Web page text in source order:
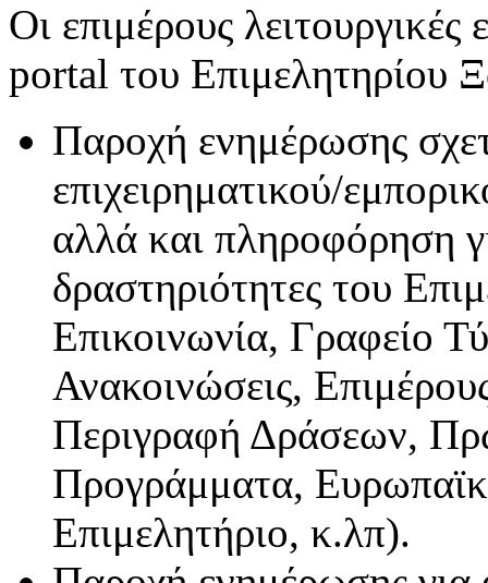
Οι επιμέρους
portal του Επιμελητηρίου
Παροχή ενημέρωσης
επιχειρηματικού/
αλλά και πληροφόρηση
δραστηριότητες του
Επικοινωνία, Γραφείο
Ανακοινώσεις,
Περιγραφή Δράσεων,
Προγράμματα,
Επιμελητήριο, κ.λπ).